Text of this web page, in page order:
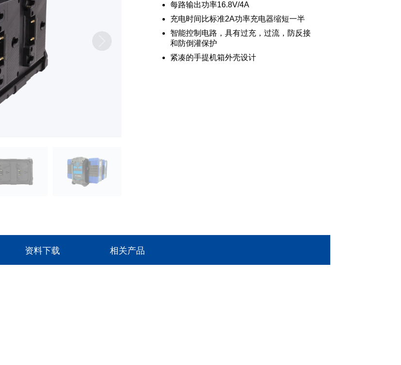
每路输出功率16.8V/4A
充电时间比标准2A功率充电器缩短一半
智能控制电路，具有过充，过流，防反接
和防倒灌保护
紧凑的手提机箱外壳设计
资料下载 相关产品